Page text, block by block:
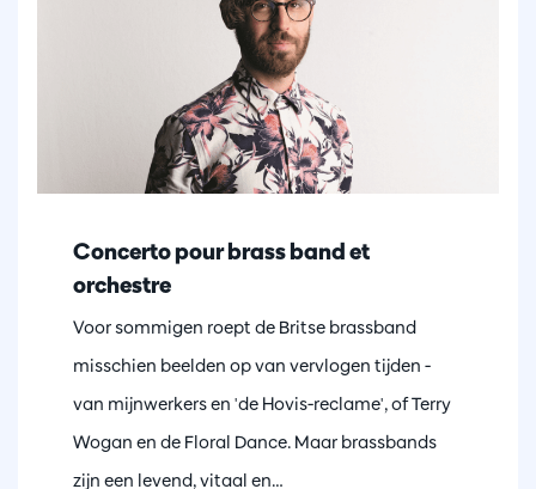
Concerto pour brass band et
orchestre
Voor sommigen roept de Britse brassband
misschien beelden op van vervlogen tijden -
van mijnwerkers en 'de Hovis-reclame', of Terry
Wogan en de Floral Dance. Maar brassbands
zijn een levend, vitaal en…